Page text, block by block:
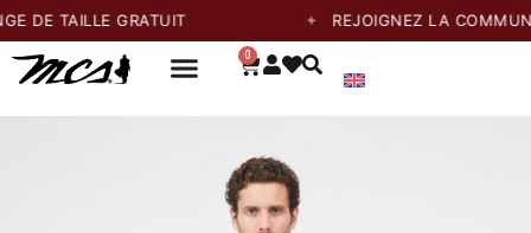
GRATUIT REJOIGNEZ LA COMMUNAUTÉ
0